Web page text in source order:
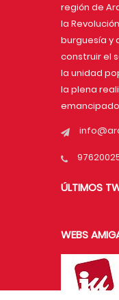
región de
la
burguesía y
construir el
la unidad
la plena
ÚLTIMOS
WEBS